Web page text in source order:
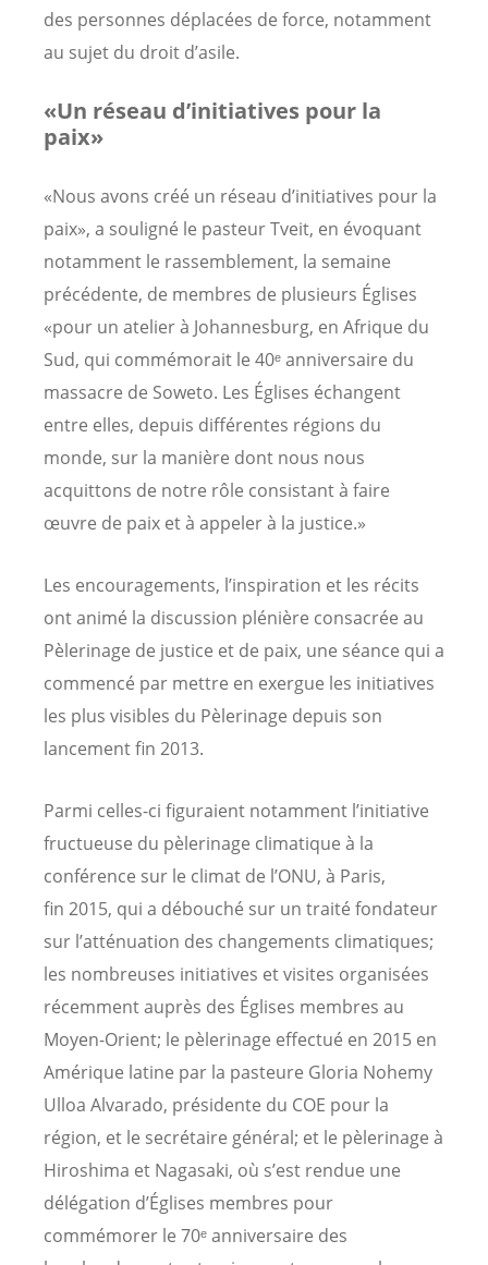
des personnes déplacées de force, notamment
au sujet du droit d’asile.
«Un réseau d’initiatives pour la
paix»
«Nous avons créé un réseau d’initiatives pour la
paix», a souligné le pasteur Tveit, en évoquant
notamment le rassemblement, la semaine
précédente, de membres de plusieurs Églises
«pour un atelier à Johannesburg, en Afrique du
Sud, qui commémorait le 40ᵉ anniversaire du
massacre de Soweto. Les Églises échangent
entre elles, depuis différentes régions du
monde, sur la manière dont nous nous
acquittons de notre rôle consistant à faire
œuvre de paix et à appeler à la justice.»
Les encouragements, l’inspiration et les récits
ont animé la discussion plénière consacrée au
Pèlerinage de justice et de paix, une séance qui a
commencé par mettre en exergue les initiatives
les plus visibles du Pèlerinage depuis son
lancement fin 2013.
Parmi celles-ci figuraient notamment l’initiative
fructueuse du pèlerinage climatique à la
conférence sur le climat de l’ONU, à Paris,
fin 2015, qui a débouché sur un traité fondateur
sur l’atténuation des changements climatiques;
les nombreuses initiatives et visites organisées
récemment auprès des Églises membres au
Moyen-Orient; le pèlerinage effectué en 2015 en
Amérique latine par la pasteure Gloria Nohemy
Ulloa Alvarado, présidente du COE pour la
région, et le secrétaire général; et le pèlerinage à
Hiroshima et Nagasaki, où s’est rendue une
délégation d’Églises membres pour
commémorer le 70ᵉ anniversaire des